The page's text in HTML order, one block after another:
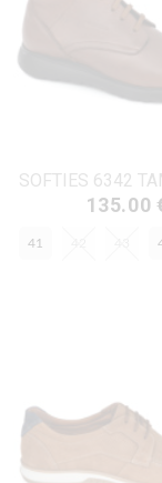
135.00
41